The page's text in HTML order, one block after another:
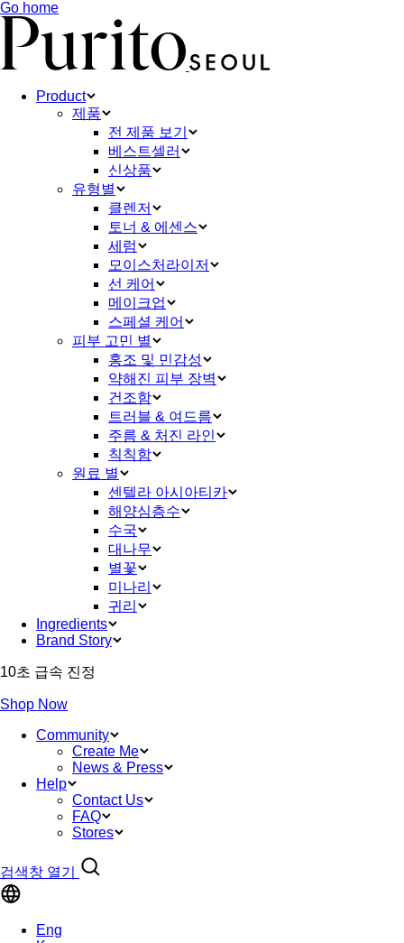
Go home
Product
제품
전 제품 보기
베스트셀러
신상품
유형별
클렌저
토너 & 에센스
세럼
모이스처라이저
선 케어
메이크업
스페셜 케어
피부 고민 별
홍조 및 민감성
약해진 피부 장벽
건조함
트러블 & 여드름
주름 & 처진 라인
칙칙함
원료 별
센텔라 아시아티카
해양심층수
수국
대나무
별꽃
미나리
귀리
Ingredients
Brand Story
10초 급속 진정
Shop Now
Community
Create Me
News & Press
Help
Contact Us
FAQ
Stores
검색창 열기
Eng